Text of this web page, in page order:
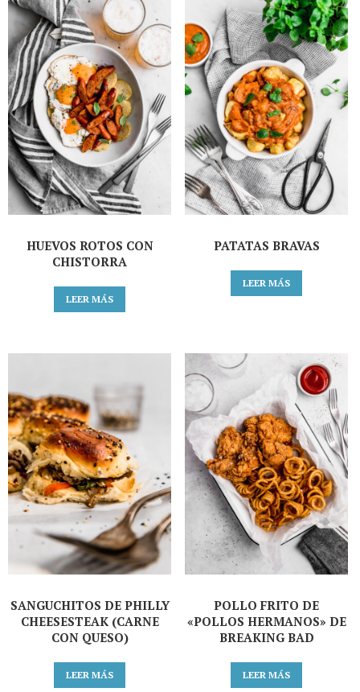
HUEVOS ROTOS CON
CHISTORRA
LEER MÁS
PATATAS BRAVAS
LEER MÁS
SANGUCHITOS DE PHILLY
CHEESESTEAK (CARNE
CON QUESO)
LEER MÁS
POLLO FRITO DE
«POLLOS HERMANOS» DE
BREAKING BAD
LEER MÁS